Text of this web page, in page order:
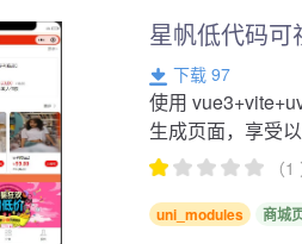
星帆低代码
下载 97
使用
生成页面，享受
（
uni_modules 商城